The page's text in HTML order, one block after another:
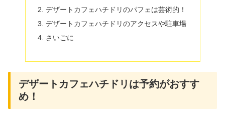
デザートカフェハチドリのパフェは芸術的！
デザートカフェハチドリのアクセスや駐車場
さいごに
デザートカフェハチドリは予約がおすす
め！